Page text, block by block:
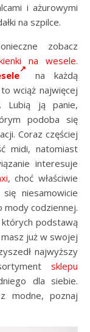
i ażurowymi
na szpilce.
zobacz
na wesele.
na każdą
wciąż najwięcej
Lubią ją panie,
podoba się
Coraz częściej
midi, natomiast
interesuje
, choć właściwie
niesamowicie
mody codziennej.
podstawą
już w swojej
najwyższy
sklepu
dla siebie.
modne, poznaj